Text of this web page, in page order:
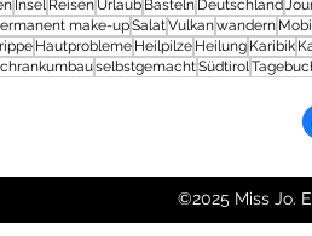
Insel Reisen Urlaub Basteln Deutschland
make-upSalatVulkanwandern
Hautprobleme Heilpilze Heilung Karibik
selbstgemachtSüdtirol
©2025 Miss Jo.